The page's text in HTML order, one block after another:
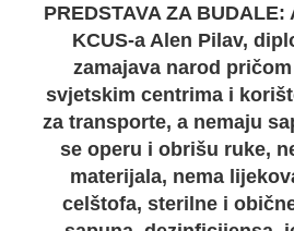
PREDSTAVA ZA
KCUS-a Alen Pilav,
zamajava narod
svjetskim centrima i
za transporte, a nemaju
se operu i obrišu ruke,
materijala, nema
celštofa, sterilne i